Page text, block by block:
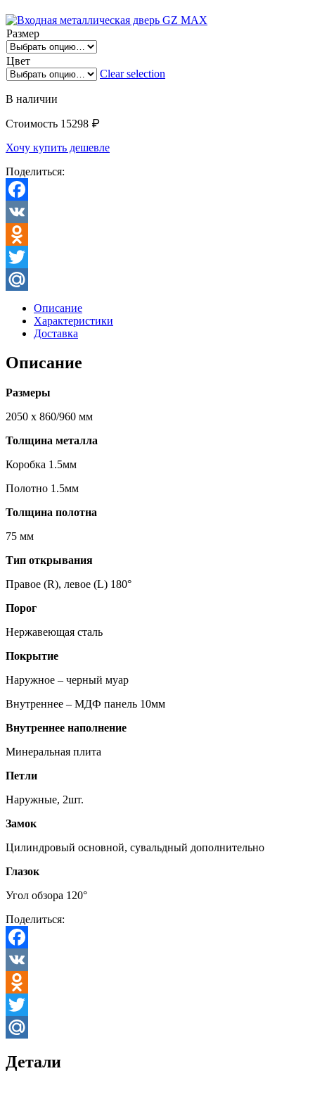
Размер
Цвет
Clear selection
В наличии
Стоимость 15298 ₽
Хочу купить дешевле
Поделиться:
Facebook
VK
Odnoklassniki
Twitter
Mail.Ru
Описание
Характеристики
Доставка
Описание
Размеры
2050 х 860/960 мм
Толщина металла
Коробка 1.5мм
Полотно 1.5мм
Толщина полотна
75 мм
Тип открывания
Правое (R), левое (L) 180°
Порог
Нержавеющая сталь
Покрытие
Наружное – черный муар
Внутреннее – МДФ панель 10мм
Внутреннее наполнение
Минеральная плита
Петли
Наружные, 2шт.
Замок
Цилиндровый основной, сувальдный дополнительно
Глазок
Угол обзора 120°
Поделиться:
Facebook
VK
Odnoklassniki
Twitter
Детали